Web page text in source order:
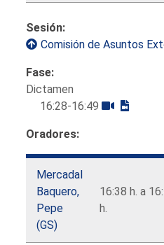
Sesión:
Comisión de Asuntos
Fase:
Dictamen
16:28-16:49
Oradores:
Mercadal
Baquero,
Pepe
(GS)
16:38 h. a
h.